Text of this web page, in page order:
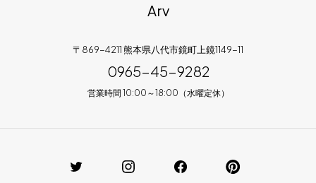
Arv
〒869-4211 熊本県八代市鏡町上鏡1149-11
0965-45-9282
営業時間 10:00～18:00（水曜定休）